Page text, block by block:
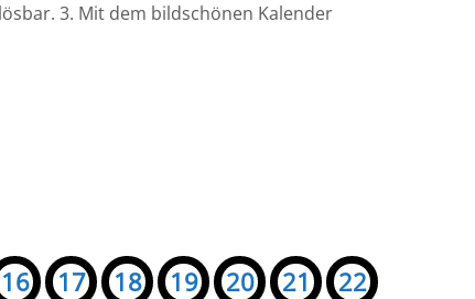
3. Mit dem bildschönen Kalender
16 17 18 19 20 21
22